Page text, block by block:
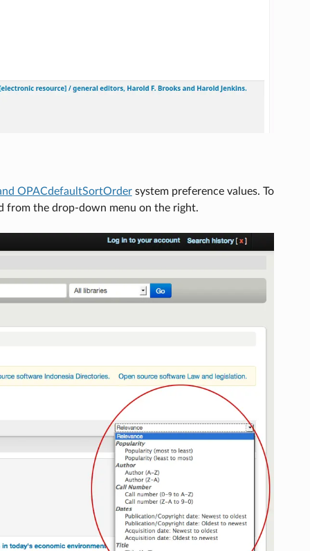
OPACdefaultSortOrdersystem preference values. To
from the drop-down menu on the right.